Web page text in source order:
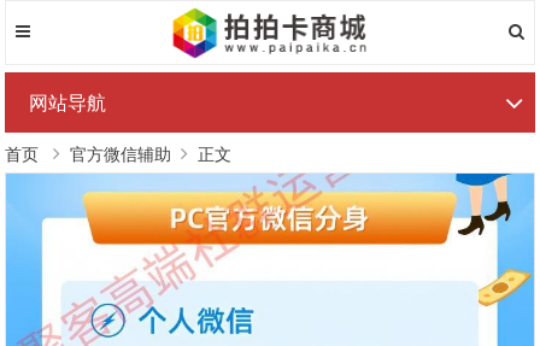
网站导航
首页 官方微信辅助 正文